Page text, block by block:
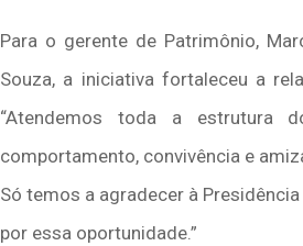
Para o gerente de Patrimônio,
Souza, a iniciativa fortaleceu a
“Atendemos toda a estrutura
comportamento, convivência e
Só temos a agradecer à
por essa oportunidade.”